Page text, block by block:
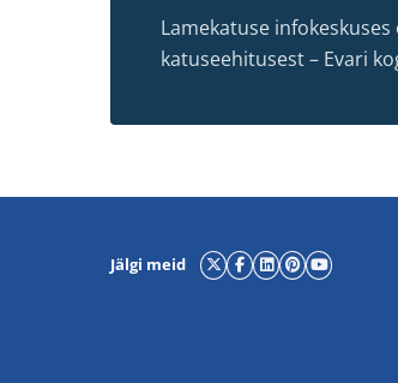
Lamekatuse
katuseehitusest – Evari
Jälgi meid